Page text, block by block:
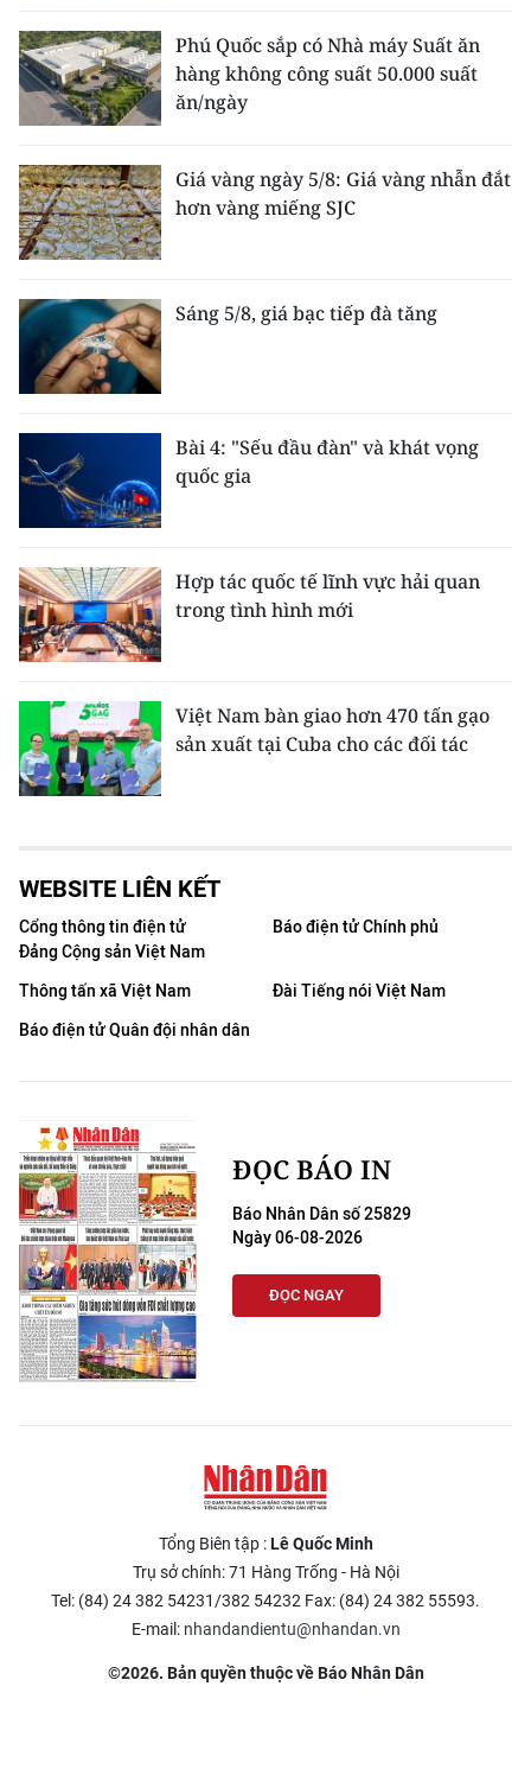
Phú Quốc sắp có Nhà máy Suất ăn
hàng không công suất 50.000 suất
ăn/ngày
Giá vàng ngày 5/8: Giá vàng nhẫn đắt
hơn vàng miếng SJC
Sáng 5/8, giá bạc tiếp đà tăng
Bài 4: "Sếu đầu đàn" và khát vọng
quốc gia
Hợp tác quốc tế lĩnh vực hải quan
trong tình hình mới
Việt Nam bàn giao hơn 470 tấn gạo
sản xuất tại Cuba cho các đối tác
WEBSITE LIÊN KẾT
Cổng thông tin điện tử
Đảng Cộng sản Việt Nam
Báo điện tử Chính phủ
Thông tấn xã Việt Nam
Đài Tiếng nói Việt Nam
Báo điện tử Quân đội nhân dân
ĐỌC BÁO IN
Báo Nhân Dân số 25829
Ngày 06-08-2026
ĐỌC NGAY
Tổng Biên tập :Lê Quốc Minh
Trụ sở chính: 71 Hàng Trống - Hà Nội
Tel: (84) 24 382 54231/382 54232 Fax: (84) 24 382 55593.
E-mail: nhandandientu@nhandan.vn
©2026. Bản quyền thuộc về Báo Nhân Dân